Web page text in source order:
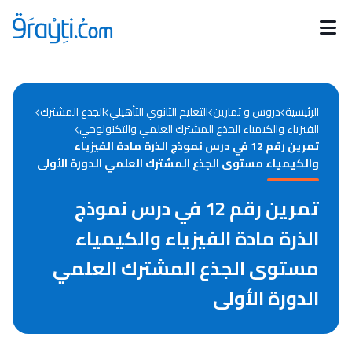
Catégories
d'actualités
Annonces bourses
الرئيسية دروس و تمارين التعليم الثانوي التأهيلي الجدع المشترك
الفيزياء والكيمياء الجذع المشترك العلمي والتكنولوجي
تمرين رقم 12 في درس نموذج الذرة مادة الفيزياء
والكيمياء مستوى الجذع المشترك العلمي الدورة الأولى
تمرين رقم 12 في درس نموذج
الذرة مادة الفيزياء والكيمياء
مستوى الجذع المشترك العلمي
الدورة الأولى